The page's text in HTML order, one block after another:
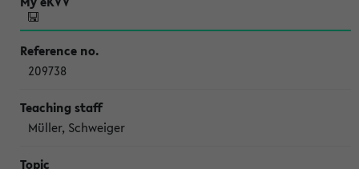
209738
Müller, Schweiger